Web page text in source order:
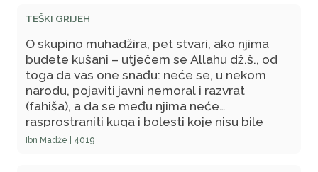
TEŠKI GRIJEH
O skupino muhadžira, pet stvari, ako njima
budete kušani – utječem se Allahu dž.š., od
toga da vas one snađu: neće se, u nekom
narodu, pojaviti javni nemoral i razvrat
(fahiša), a da se među njima neće
rasprostraniti kuga i bolesti koje nisu bile
poznate njihovim minulim precima; neće
Ibn Madže | 4019